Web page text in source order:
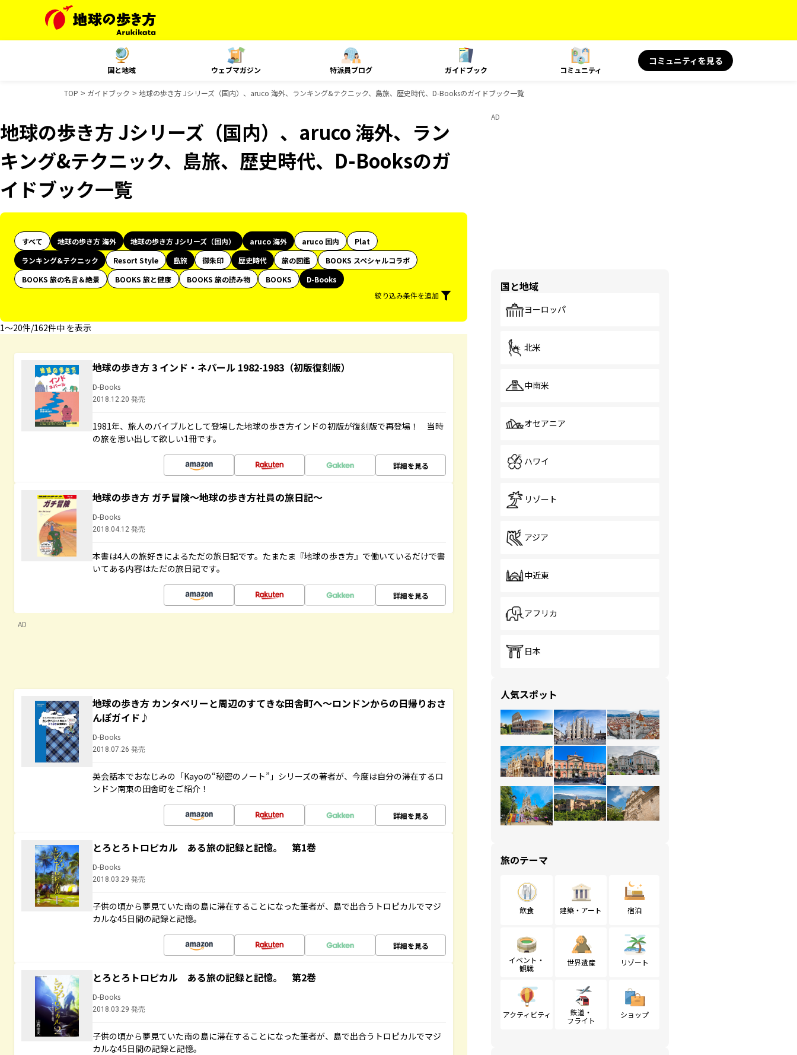
国と地域 ウェブマガジン 特派員ブログ ガイドブック コミュニティ
コミュニティを見る
TOP ガイドブック 地球の歩き方 Jシリーズ（国内）、aruco 海外、ランキング&テクニック、島旅、歴史時代、D-Booksのガイドブック一覧
地球の歩き方 Jシリーズ（国内）、aruco 海外、ラン
キング&テクニック、島旅、歴史時代、D-Booksのガ
イドブック一覧
すべて 地球の歩き方 海外 地球の歩き方 Jシリーズ（国内） aruco 海外 aruco 国内
Plat
ランキング&テクニック
Resort Style 島旅 御朱印 歴史時代 旅の図鑑
BOOKS スペシャルコラボ
BOOKS 旅の名言＆絶景
BOOKS 旅と健康 BOOKS 旅の読み物 BOOKS
D-Books
絞り込み条件を追加
1〜20件/162件中 を表示
地球の歩き方 3 インド・ネパール 1982-1983（初版復刻版）
D-Books
2018.12.20 発売
1981年、旅人のバイブルとして登場した地球の歩き方インドの初版が復刻版で再登場！ 当時
の旅を思い出して欲しい1冊です。
詳細を見る
地球の歩き方 ガチ冒険～地球の歩き方社員の旅日記～
D-Books
2018.04.12 発売
本書は4人の旅好きによるただの旅日記です。たまたま『地球の歩き方』で働いているだけで書
いてある内容はただの旅日記です。
詳細を見る
AD
地球の歩き方 カンタベリーと周辺のすてきな田舎町へ～ロンドンからの日帰りおさ
んぽガイド♪
D-Books
2018.07.26 発売
英会話本でおなじみの「Kayoの“秘密のノート”」シリーズの著者が、今度は自分の滞在するロ
ンドン南東の田舎町をご紹介！
詳細を見る
とろとろトロピカル ある旅の記録と記憶。 第1巻
D-Books
2018.03.29 発売
子供の頃から夢見ていた南の島に滞在することになった筆者が、島で出合うトロピカルでマジ
カルな45日間の記録と記憶。
詳細を見る
とろとろトロピカル ある旅の記録と記憶。 第2巻
D-Books
2018.03.29 発売
子供の頃から夢見ていた南の島に滞在することになった筆者が、島で出合うトロピカルでマジ
カルな45日間の記録と記憶。
AD
国と地域
ヨーロッパ
北米
中南米
オセアニア
ハワイ
リゾート
アジア
中近東
アフリカ
日本
人気スポット
旅のテーマ
飲食 建築・アート 宿泊
イベント・
観戦
世界遺産 リゾート
アクティビティ
鉄道・
フライト
ショップ